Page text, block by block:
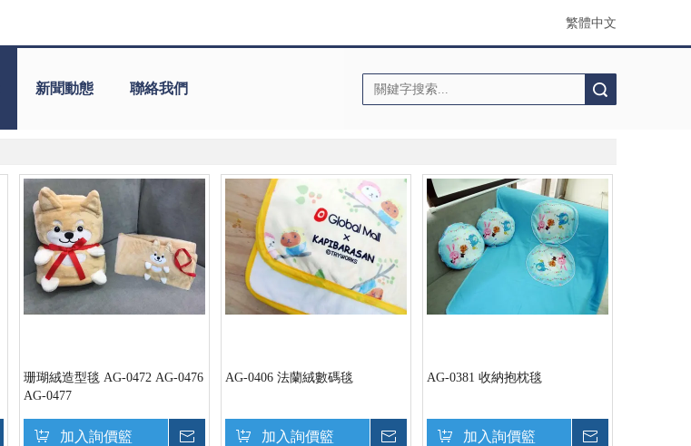
繁體中文
新聞動態 聯絡我們
珊瑚絨造型毯 AG-0472 AG-0476
AG-0477
加入詢價籃
AG-0406 法蘭絨數碼毯
加入詢價籃
AG-0381 收納抱枕毯
加入詢價籃